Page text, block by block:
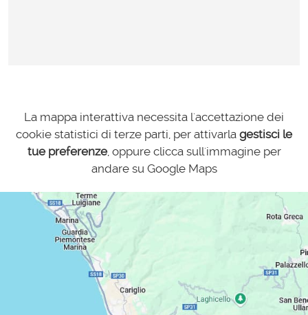
La mappa interattiva necessita l'accettazione dei
cookie statistici di terze parti, per attivarla gestisci le
tue preferenze, oppure clicca sull'immagine per
andare su Google Maps